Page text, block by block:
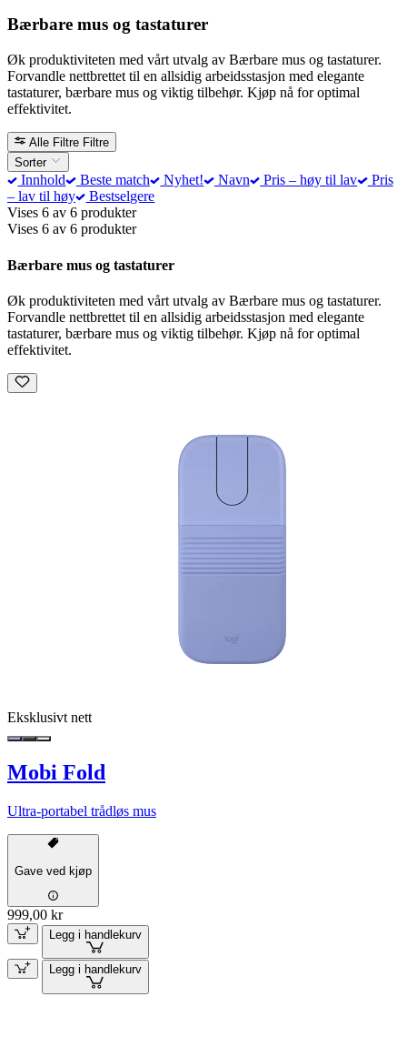
Bærbare mus og tastaturer
Øk produktiviteten med vårt utvalg av Bærbare mus og tastaturer.
Forvandle nettbrettet til en allsidig arbeidsstasjon med elegante
tastaturer, bærbare mus og viktig tilbehør. Kjøp nå for optimal
effektivitet.
Alle Filtre Filtre
Sorter
Innhold Beste match Nyhet! Navn Pris – høy til lav
Pris
– lav til høy
Bestselgere
Vises 6 av 6 produkter
Vises 6 av 6 produkter
Bærbare mus og tastaturer
Øk produktiviteten med vårt utvalg av Bærbare mus og tastaturer.
Forvandle nettbrettet til en allsidig arbeidsstasjon med elegante
tastaturer, bærbare mus og viktig tilbehør. Kjøp nå for optimal
effektivitet.
Eksklusivt nett
Mobi Fold
Ultra-portabel trådløs mus
Gave ved kjøp
999,00 kr
Legg i handlekurv
Legg i handlekurv